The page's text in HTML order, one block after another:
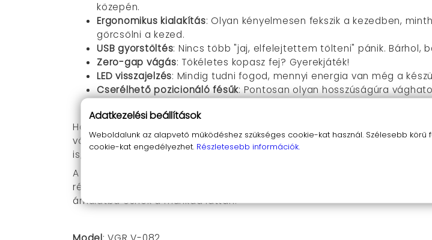
közepén.
Ergonomikus kialakítás: Olyan kényelmesen fekszik a kezedben,
görcsölni a kezed.
USB gyorstöltés: Nincs több "jaj, elfelejtettem tölteni" pánik. Bárhol,
Zero-gap vágás: Tökéletes kopasz fej? Gyerekjáték!
LED visszajelzés: Mindig tudni fogod, mennyi energia van még a
Cserélhető pozicionáló fésűk: Pontosan olyan hosszúságúra
Hogyan használd ezt a csodamasinát? Egyszerű! Töltsd fel teljesen,
vágáshoz), kapcsold be, és már indulhat is a varázslat! A T-penge
is, míg az erős motor garantálja, hogy soha nem fog elakadni még a
A VGR V-082 nem csak egy trimmer, hanem a te titkos fegyvered a
régi, megbízhatatlan eszközeid visszatartsanak. Lépj be a profik
ámulatba esnek a munkád láttán.
Adatkezelési beállítások
Weboldalunk az alapvető működéshez szükséges cookie-kat használ. Szélesebb
cookie-kat engedélyezhet. Részletesebb információk.